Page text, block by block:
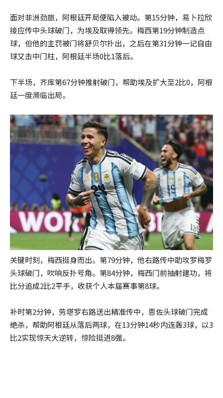
面对非洲劲旅，阿根廷开局便陷入被动。第15分钟，易卜拉欣
接应传中头球破门，为埃及取得领先。梅西第19分钟制造点
球，但他的主罚被门将舒贝尔扑出，之后在第31分钟一记自由
球又击中门柱，阿根廷半场0比1落后。
下半场，齐库第67分钟推射破门，帮助埃及扩大至2比0，阿根
廷一度濒临出局。
关键时刻，梅西挺身而出。第79分钟，他右路传中助攻罗梅罗
头球破门，吹响反扑号角。第84分钟，梅西门前抽射建功，将
比分追成2比2平手，收获个人本届赛事第8球。
补时第2分钟，劳塔罗右路送出精准传中，恩佐头球破门完成
绝杀，帮助阿根廷从落后两球，在13分钟14秒内连轰3球，以3
比2实现惊天大逆转，惊险挺进8强。